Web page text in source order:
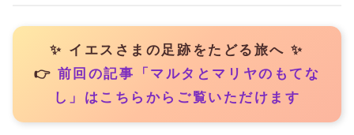
✨ イエスさまの足跡をたどる旅へ ✨
👉 前回の記事「マルタとマリヤのもてな
し」はこちらからご覧いただけます